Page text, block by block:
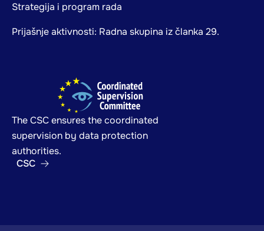
Strategija i program rada
Prijašnje aktivnosti: Radna skupina iz članka 29.
The CSC ensures the coordinated
supervision by data protection
authorities.
CSC